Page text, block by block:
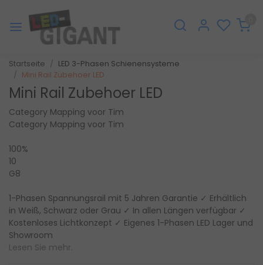
Startseite
LED 3-Phasen Schienensysteme
Mini Rail Zubehoer LED
Mini Rail Zubehoer LED
Category Mapping voor Tim
Category Mapping voor Tim
100%
10
G8
1-Phasen Spannungsrail mit 5 Jahren Garantie ✓ Erhältlich
in Weiß, Schwarz oder Grau ✓ In allen Längen verfügbar ✓
Kostenloses Lichtkonzept ✓ Eigenes 1-Phasen LED Lager und
Showroom
Lesen Sie mehr.